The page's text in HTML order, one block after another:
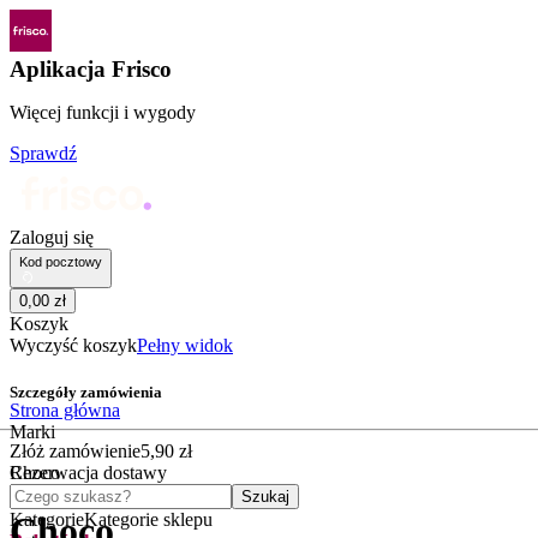
Aplikacja Frisco
Więcej funkcji i wygody
Sprawdź
Zaloguj się
Kod pocztowy
0,00 zł
Koszyk
Wyczyść koszykPełny widok
Szczegóły zamówienia
Złóż zamówienie5,90 zł
Rezerwacja dostawy
Czego szukasz?
Szukaj
KategorieKategorie sklepu
Strona główna
Marki
Choco